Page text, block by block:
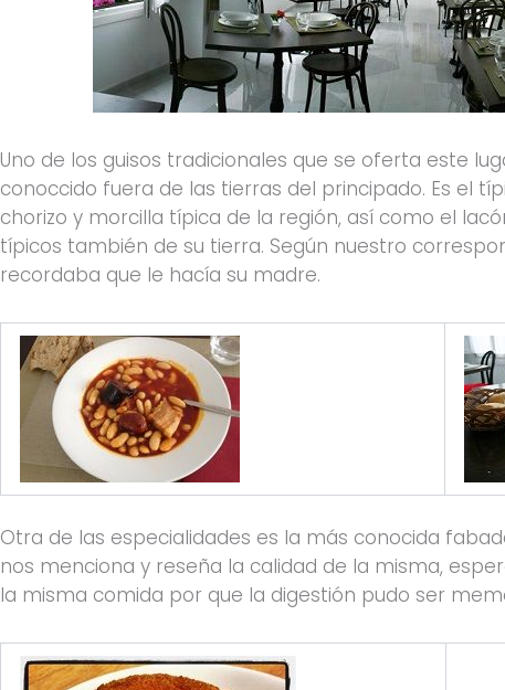
Uno de los guisos tradicionales que se oferta este
conoccido fuera de las tierras del principado. Es el
chorizo y morcilla típica de la región, así como el
típicos también de su tierra. Según nuestro
recordaba que le hacía su madre.
Otra de las especialidades es la más conocida
nos menciona y reseña la calidad de la misma,
la misma comida por que la digestión pudo ser